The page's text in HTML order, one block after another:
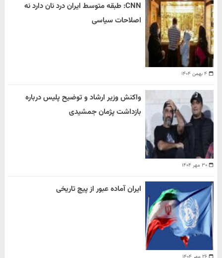
۴ بهمن ۱۴۰۴
CNN: طبقه متوسط ایران درد نان دارد نه
اصلاحات سیاسی
۳۰ مهر ۱۴۰۴
واکنش وزیر ارشاد و توضیح پلیس درباره
بازداشت پژمان جمشیدی
ایران آماده عبور از پیچ تاریخی